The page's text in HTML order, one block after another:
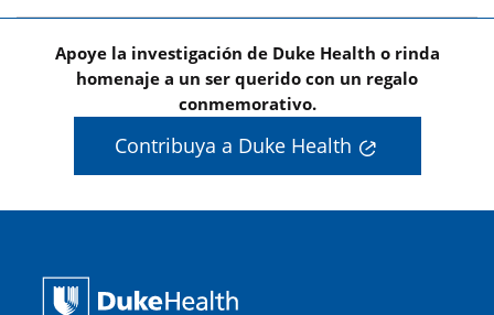
Apoye la investigación de Duke Health o rinda
homenaje a un ser querido con un regalo
conmemorativo.
Contribuya a Duke Health